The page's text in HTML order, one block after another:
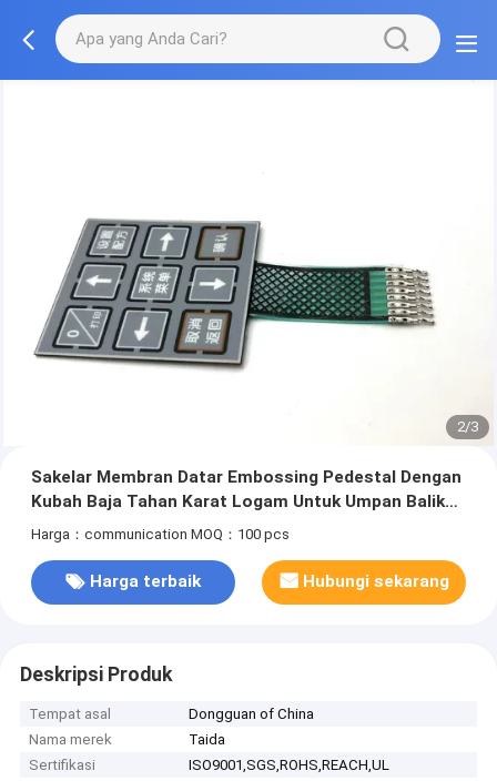
2/3
Sakelar Membran Datar Embossing Pedestal Dengan
Kubah Baja Tahan Karat Logam Untuk Umpan Balik
Taktil yang Ditingkatkan
Harga：communication MOQ：100 pcs
Harga terbaik Hubungi sekarang
Deskripsi Produk
Tempat asal
Dongguan of China
Nama merek
Taida
Sertifikasi
ISO9001,SGS,ROHS,REACH,UL